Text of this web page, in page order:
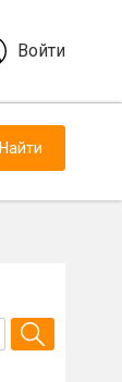
Войти
Найти